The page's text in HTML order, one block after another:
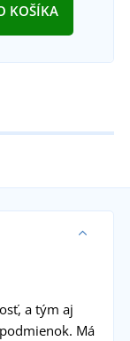
KOŠÍKA
a tým aj
Má